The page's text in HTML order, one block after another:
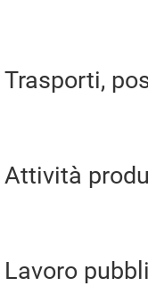
Trasporti,
Attività
Lavoro